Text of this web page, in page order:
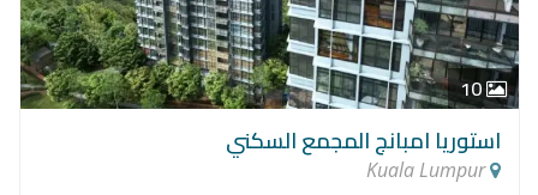
10
استوريا امبانج المجمع السكني
Kuala Lumpur